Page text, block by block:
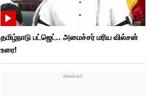
தமிழ்நாடு பட்ஜெட்.. அமைச்சர் மரிய வில்சன்
உரை!